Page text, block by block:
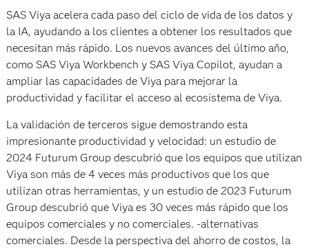
SAS Viya acelera cada paso del ciclo de vida de los datos y
la IA, ayudando a los clientes a obtener los resultados que
necesitan más rápido. Los nuevos avances del último año,
como SAS Viya Workbench y SAS Viya Copilot, ayudan a
ampliar las capacidades de Viya para mejorar la
productividad y facilitar el acceso al ecosistema de Viya.
La validación de terceros sigue demostrando esta
impresionante productividad y velocidad: un estudio de
2024 Futurum Group descubrió que los equipos que utilizan
Viya son más de 4 veces más productivos que los que
utilizan otras herramientas, y un estudio de 2023 Futurum
Group descubrió que Viya es 30 veces más rápido que los
equipos comerciales y no comerciales. -alternativas
comerciales. Desde la perspectiva del ahorro de costos, la